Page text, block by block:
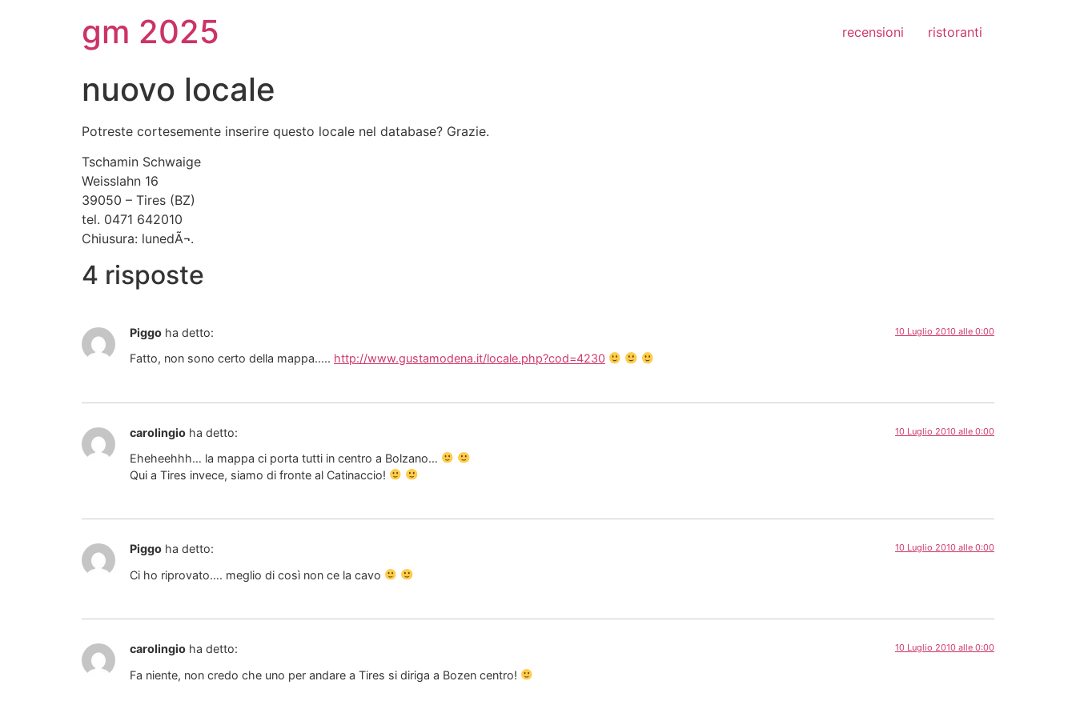
gm 2025 recensioni ristoranti
nuovo locale
Potreste cortesemente inserire questo locale nel database? Grazie.
Tschamin Schwaige
Weisslahn 16
39050 – Tires (BZ)
tel. 0471 642010
Chiusura: lunedÃ¬.
4 risposte
Piggo ha detto: 10 Luglio 2010 alle 0:00
Fatto, non sono certo della mappa….. http://www.gustamodena.it/locale.php?cod=4230
carolingio ha detto: 10 Luglio 2010 alle 0:00
Eheheehhh… la mappa ci porta tutti in centro a Bolzano…
Qui a Tires invece, siamo di fronte al Catinaccio!
Piggo ha detto: 10 Luglio 2010 alle 0:00
Ci ho riprovato…. meglio di così non ce la cavo
carolingio ha detto: 10 Luglio 2010 alle 0:00
Fa niente, non credo che uno per andare a Tires si diriga a Bozen centro!